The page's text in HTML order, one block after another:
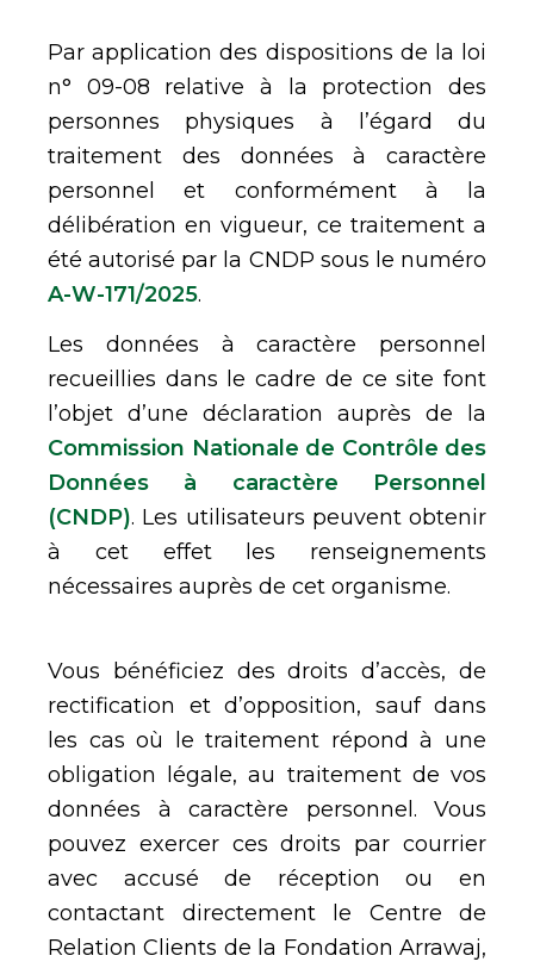
Par application des dispositions de la loi
n° 09-08 relative à la protection des
personnes physiques à l’égard du
traitement des données à caractère
personnel et conformément à la
délibération en vigueur, ce traitement a
été autorisé par la CNDP sous le numéro
A-W-171/2025.
Les données à caractère personnel
recueillies dans le cadre de ce site font
l’objet d’une déclaration auprès de la
Commission Nationale de Contrôle des
Données à caractère Personnel
(CNDP). Les utilisateurs peuvent obtenir
à cet effet les renseignements
nécessaires auprès de cet organisme.
Vous bénéficiez des droits d’accès, de
rectification et d’opposition, sauf dans
les cas où le traitement répond à une
obligation légale, au traitement de vos
données à caractère personnel. Vous
pouvez exercer ces droits par courrier
avec accusé de réception ou en
contactant directement le Centre de
Relation Clients de la Fondation Arrawaj,